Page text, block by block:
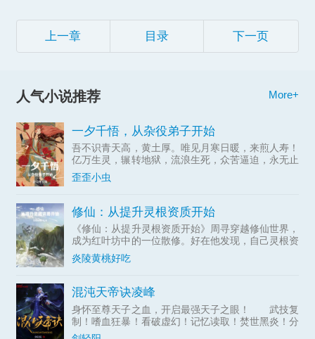
上一章 目录 下一页
人气小说推荐 More+
一夕千悟，从杂役弟子开始
吾不识青天高，黄土厚。唯见月寒日暖，来煎人寿！
亿万生灵，辗转地狱，流浪生死，众苦逼迫，永无止
息！段融魂穿异域，获得了吞噬器灵的能力:兵刃、
书画、古木、神像，万物有灵，我皆可吞之！段融以
歪歪小虫
修仙：从提升灵根资质开始
《修仙：从提升灵根资质开始》周寻穿越修仙世界，
成为红叶坊中的一位散修。好在他发现，自己灵根资
质竟然能够不断提升。下品灵根、中品...
炎陵黄桃好吃
混沌天帝诀凌峰
身怀至尊天子之血，开启最强天子之眼！ 武技复
制！嗜血狂暴！看破虚幻！记忆读取！焚世黑炎！分
身瞬移！空间粉碎！无限视界！时间静止！……